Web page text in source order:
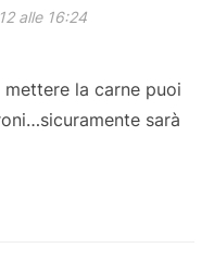
alle 16:24
la carne puoi
sarà